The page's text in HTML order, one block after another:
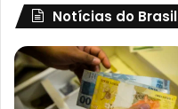
Notícias do Brasil